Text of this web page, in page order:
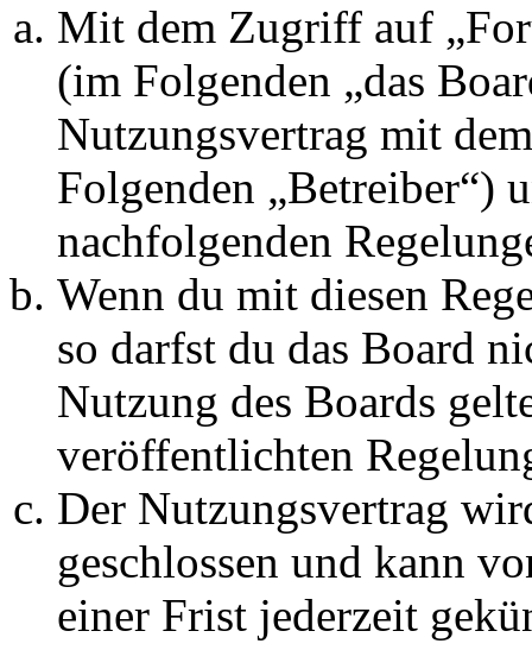
Mit dem Zugriff auf
(im Folgenden „das
Nutzungsvertrag mit
Folgenden „Betreiber“)
nachfolgenden
Wenn du mit diesen
so darfst du das Board
Nutzung des Boards
veröffentlichten
Der Nutzungsvertrag
geschlossen und kann
einer Frist jederzeit